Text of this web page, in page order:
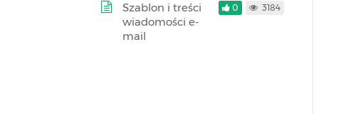
Szablon i treści
wiadomości e-
mail
0 3184